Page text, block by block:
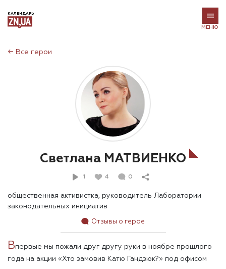
КАЛЕНДАРЬ
МЕНЮ
← Все герои
Светлана МАТВИЕНКО
1 4 0
общественная активистка, руководитель Лаборатории
законодательных инициатив
Отзывы о герое
Впервые мы пожали друг другу руки в ноябре прошлого
года на акции «Хто замовив Катю Гандзюк?» под офисом